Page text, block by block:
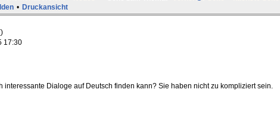
• Druckansicht
17:30
interessante Dialoge auf Deutsch finden kann? Sie haben nicht zu kompliziert sein.